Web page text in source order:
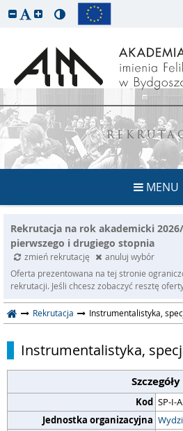
MENU
Rekrutacja na rok akademicki
pierwszego i drugiego stopnia
zmień rekrutację
anuluj wybór
Oferta prezentowana na tej stronie
rekrutacji. Jeśli chcesz zobaczyć resztę
Rekrutacja Instrumentalistyka,
Instrumentalistyka,
Szczegóły
Kod SP-I-
Jednostka organizacyjna